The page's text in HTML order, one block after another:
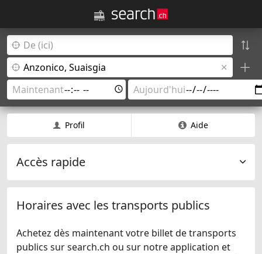
Profil Aide
Accès rapide
Horaires avec les transports publics
Achetez dès maintenant votre billet de transports
publics sur search.ch ou sur notre application et